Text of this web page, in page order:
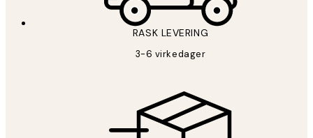
RASK LEVERING
3-6 virkedager